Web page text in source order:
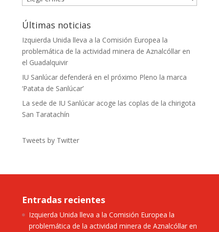
Últimas noticias
Izquierda Unida lleva a la Comisión Europea la
problemática de la actividad minera de Aznalcóllar en
el Guadalquivir
IU Sanlúcar defenderá en el próximo Pleno la marca
‘Patata de Sanlúcar’
La sede de IU Sanlúcar acoge las coplas de la chirigota
San Taratachín
Tweets by Twitter
Entradas recientes
Izquierda Unida lleva a la Comisión Europea la
problemática de la actividad minera de Aznalcóllar en